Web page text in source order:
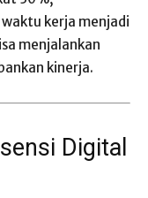
kerja menjadi
menjalankan
kinerja.
Digital